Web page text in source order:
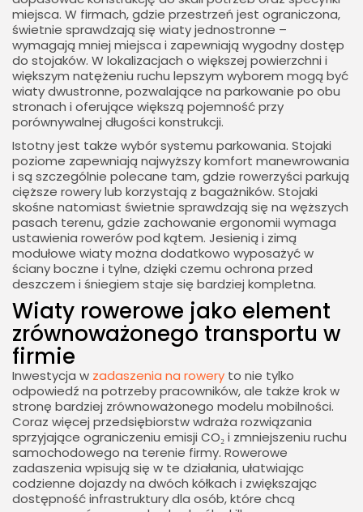
miejsca. W firmach, gdzie przestrzeń jest ograniczona,
świetnie sprawdzają się wiaty jednostronne –
wymagają mniej miejsca i zapewniają wygodny dostęp
do stojaków. W lokalizacjach o większej powierzchni i
większym natężeniu ruchu lepszym wyborem mogą być
wiaty dwustronne, pozwalające na parkowanie po obu
stronach i oferujące większą pojemność przy
porównywalnej długości konstrukcji.
Istotny jest także wybór systemu parkowania. Stojaki
poziome zapewniają najwyższy komfort manewrowania
i są szczególnie polecane tam, gdzie rowerzyści parkują
cięższe rowery lub korzystają z bagażników. Stojaki
skośne natomiast świetnie sprawdzają się na węższych
pasach terenu, gdzie zachowanie ergonomii wymaga
ustawienia rowerów pod kątem. Jesienią i zimą
modułowe wiaty można dodatkowo wyposażyć w
ściany boczne i tylne, dzięki czemu ochrona przed
deszczem i śniegiem staje się bardziej kompletna.
Wiaty rowerowe jako element
zrównoważonego transportu w
firmie
Inwestycja w zadaszenia na rowery to nie tylko
odpowiedź na potrzeby pracowników, ale także krok w
stronę bardziej zrównoważonego modelu mobilności.
Coraz więcej przedsiębiorstw wdraża rozwiązania
sprzyjające ograniczeniu emisji CO₂ i zmniejszeniu ruchu
samochodowego na terenie firmy. Rowerowe
zadaszenia wpisują się w te działania, ułatwiając
codzienne dojazdy na dwóch kółkach i zwiększając
dostępność infrastruktury dla osób, które chcą